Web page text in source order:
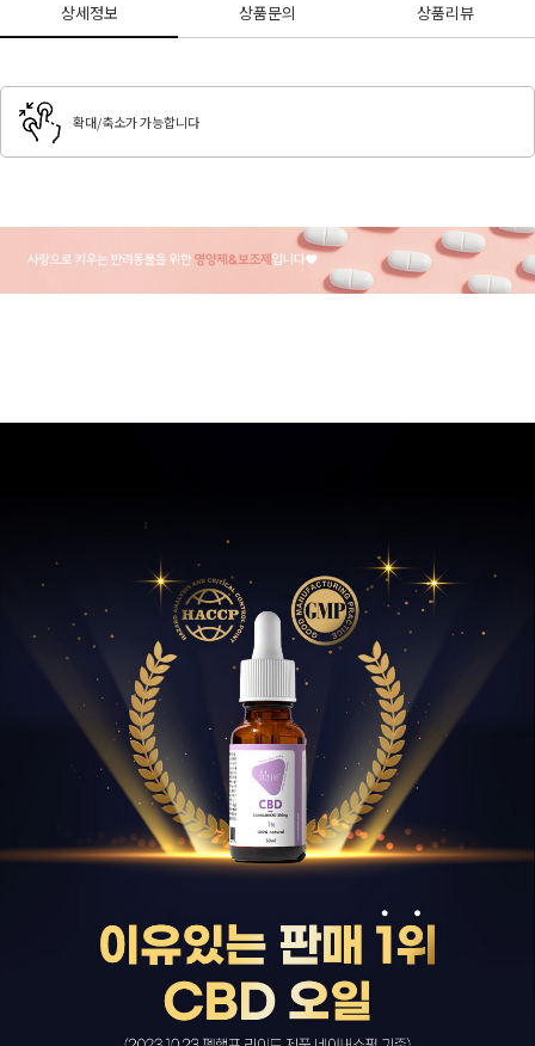
상세정보 상품문의 상품리뷰
확대/축소가 가능합니다